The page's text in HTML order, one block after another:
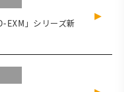
」シリーズ新